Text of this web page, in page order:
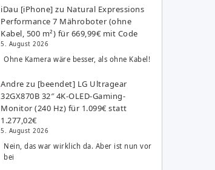
iDau [iPhone] zu Natural Expressions
Performance 7 Mähroboter (ohne
Kabel, 500 m²) für 669,99€ mit Code
5. August 2026
Ohne Kamera wäre besser, als ohne Kabel!
Andre zu [beendet] LG Ultragear
32GX870B 32″ 4K-OLED-Gaming-
Monitor (240 Hz) für 1.099€ statt
1.277,02€
5. August 2026
Nein, das war wirklich da. Aber ist nun vor
bei